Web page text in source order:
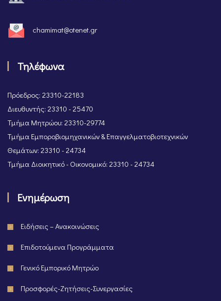
chamimat@otenet.gr
Τηλέφωνα
Πρόεδρος: 23310-22183
Διευθυντής: 23310 - 25470
Τμήμα Μητρώου: 23310-29774
Τμήμα Εμποροβιομηχανικών & Επαγγελματοβιοτεχνικών
Θεμάτων: 23310 - 24734
Τμήμα Διοικητικό - Οικονομικό: 23310 - 24734
Ενημέρωση
Ειδήσεις – Ανακοινώσεις
Επιδοτούμενα Προγράμματα
Γενικό Εμπορικό Μητρώο
Προσφορές-Ζητήσεις-Συνεργασίες